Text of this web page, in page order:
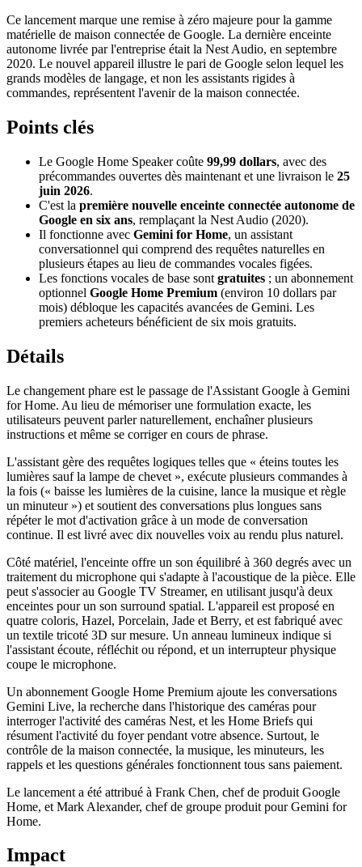
Ce lancement marque une remise à zéro majeure pour la gamme
matérielle de maison connectée de Google. La dernière enceinte
autonome livrée par l'entreprise était la Nest Audio, en septembre
2020. Le nouvel appareil illustre le pari de Google selon lequel les
grands modèles de langage, et non les assistants rigides à
commandes, représentent l'avenir de la maison connectée.
Points clés
Le Google Home Speaker coûte 99,99 dollars, avec des
précommandes ouvertes dès maintenant et une livraison le 25
juin 2026.
C'est la première nouvelle enceinte connectée autonome de
Google en six ans, remplaçant la Nest Audio (2020).
Il fonctionne avec Gemini for Home, un assistant
conversationnel qui comprend des requêtes naturelles en
plusieurs étapes au lieu de commandes vocales figées.
Les fonctions vocales de base sont gratuites ; un abonnement
optionnel Google Home Premium (environ 10 dollars par
mois) débloque les capacités avancées de Gemini. Les
premiers acheteurs bénéficient de six mois gratuits.
Détails
Le changement phare est le passage de l'Assistant Google à Gemini
for Home. Au lieu de mémoriser une formulation exacte, les
utilisateurs peuvent parler naturellement, enchaîner plusieurs
instructions et même se corriger en cours de phrase.
L'assistant gère des requêtes logiques telles que « éteins toutes les
lumières sauf la lampe de chevet », exécute plusieurs commandes à
la fois (« baisse les lumières de la cuisine, lance la musique et règle
un minuteur ») et soutient des conversations plus longues sans
répéter le mot d'activation grâce à un mode de conversation
continue. Il est livré avec dix nouvelles voix au rendu plus naturel.
Côté matériel, l'enceinte offre un son équilibré à 360 degrés avec un
traitement du microphone qui s'adapte à l'acoustique de la pièce. Elle
peut s'associer au Google TV Streamer, en utilisant jusqu'à deux
enceintes pour un son surround spatial. L'appareil est proposé en
quatre coloris, Hazel, Porcelain, Jade et Berry, et est fabriqué avec
un textile tricoté 3D sur mesure. Un anneau lumineux indique si
l'assistant écoute, réfléchit ou répond, et un interrupteur physique
coupe le microphone.
Un abonnement Google Home Premium ajoute les conversations
Gemini Live, la recherche dans l'historique des caméras pour
interroger l'activité des caméras Nest, et les Home Briefs qui
résument l'activité du foyer pendant votre absence. Surtout, le
contrôle de la maison connectée, la musique, les minuteurs, les
rappels et les questions générales fonctionnent tous sans paiement.
Le lancement a été attribué à Frank Chen, chef de produit Google
Home, et Mark Alexander, chef de groupe produit pour Gemini for
Home.
Impact